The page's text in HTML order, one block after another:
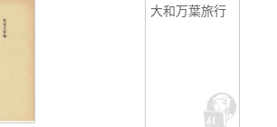
習施設の取り組み(熊木俊朗)
貴)
紀)
大和万葉旅行